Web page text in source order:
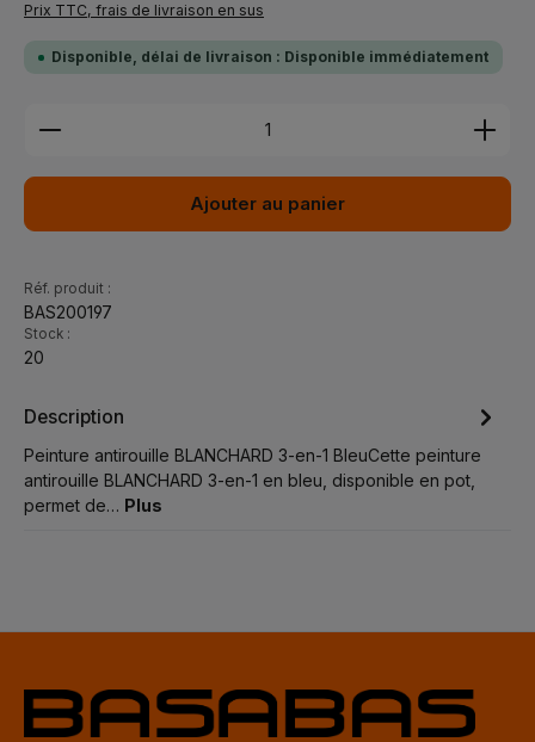
Prix TTC, frais de livraison en sus
Disponible, délai de livraison : Disponible immédiatement
Quantité de produit : Entrez la quantité
Ajouter au panier
Réf. produit :
BAS200197
Stock :
20
Description
Peinture antirouille BLANCHARD 3-en-1 BleuCette peinture
antirouille BLANCHARD 3-en-1 en bleu, disponible en pot,
permet de… Plus